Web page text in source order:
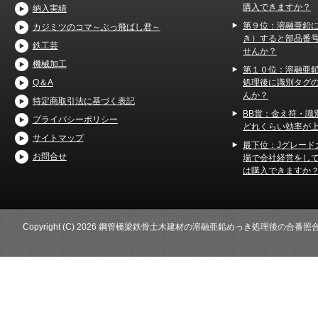
納入実績
カジミツのコマ～ぶっ飛ばし君～
鉄工芸
機械加工
Q＆A
特定商取引法に基づく表記
プライバシーポリシー
サイトマップ
お問合せ
購入できますか？
第９位：溶融亜鉛
き）すると部品番
せんか？
第１０位：溶融亜
処理後に識別タグ
んか？
BB賞：金え符・識
どれくらい効率が
最下位：Jグレード
場で会社経営をし
は購入できますか
Copyright (C) 2026 鋼管橋梁鉄骨土木建材の溶融亜鉛めっき処理後の合番